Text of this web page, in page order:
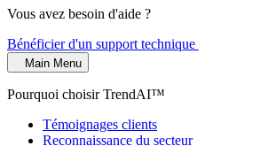
Vous avez besoin d'aide ?
Bénéficier d'un support technique
Main Menu
Pourquoi choisir TrendAI™
Témoignages clients
Reconnaissance du secteur